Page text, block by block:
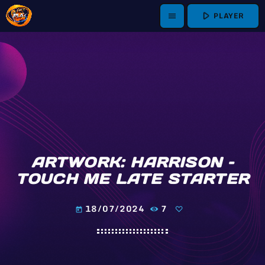
menu play_arrow PLAYER
ARTWORK: HARRISON –
TOUCH ME LATE STARTER
today 18/07/2024 7